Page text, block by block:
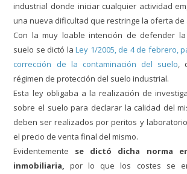
industrial donde iniciar cualquier actividad
una nueva dificultad que restringe la oferta de
Con la muy loable intención de defender
suelo se dictó laLey 1/2005, de 4 de febrero,
corrección de la contaminación del suelo,
régimen de protección del suelo industrial.
Esta ley obligaba a la realización de
sobre el suelo para declarar la calidad del
deben ser realizados por peritos y
el precio de venta final del mismo.
Evidentemente se dictó dicha norma
inmobiliaria, por lo que los costes se